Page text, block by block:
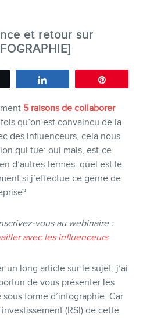
et IA (GEO)
et retour sur
5 raisons de collaborer
qu’on est convaincu de la
des influenceurs, cela nous
qui tue: oui mais, est-ce
d’autres termes: quel est le
si j’effectue ce genre de
vous au webinaire :
avec les influenceurs
un long article sur le sujet, j’ai
de vous présenter les
forme d’infographie. Car
(RSI) de cette